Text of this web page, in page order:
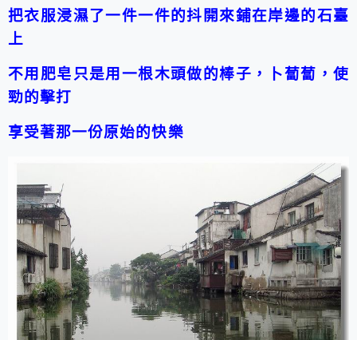
把衣服浸濕了一件一件的抖開來鋪在岸邊的石臺
上
不用肥皂只是用一根木頭做的棒子，卜蔔蔔，使
勁的擊打
享受著那一份原始的快樂